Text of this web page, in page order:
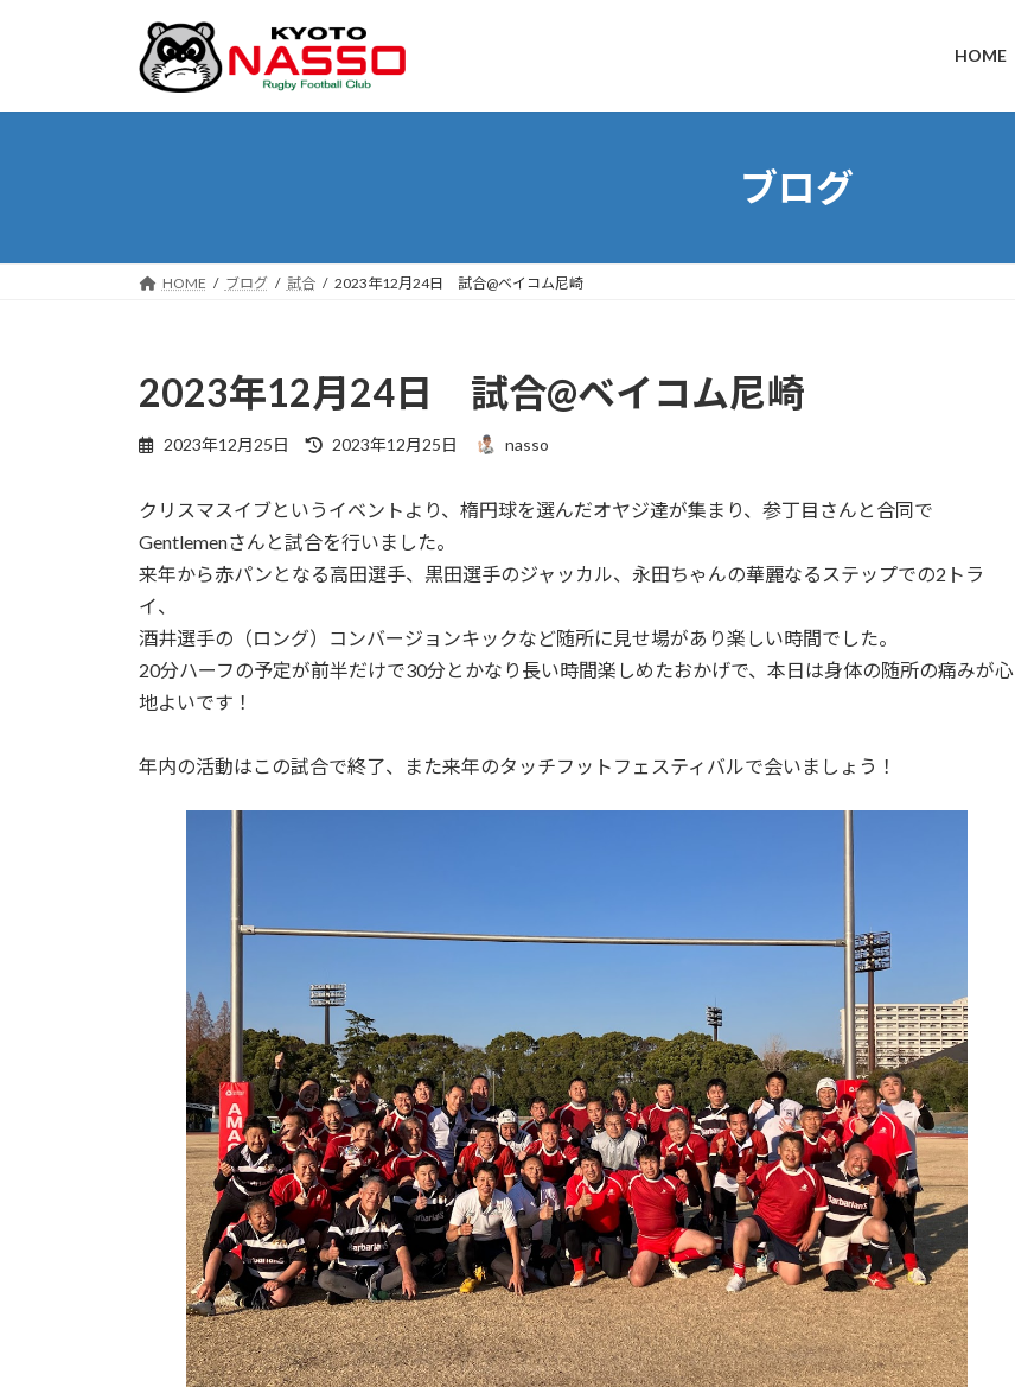
プ
動
HOME
ブログ
HOME ブログ 試合 2023年12月24日 試合@ベイコム尼崎
2023年12月24日 試合@ベイコム尼崎
2023年12月25日
最
新
日
:
2023年12月25日 nasso
クリスマスイブというイベントより、楕円球を選んだオヤジ達が集まり、参丁目さんと合同で
Gentlemenさんと試合を行いました。
来年から赤パンとなる高田選手、黒田選手のジャッカル、永田ちゃんの華麗なるステップでの2トラ
イ、
酒井選手の（ロング）コンバージョンキックなど随所に見せ場があり楽しい時間でした。
20分ハーフの予定が前半だけで30分とかなり長い時間楽しめたおかげで、本日は身体の随所の痛みが心
地よいです！
年内の活動はこの試合で終了、また来年のタッチフットフェスティバルで会いましょう！